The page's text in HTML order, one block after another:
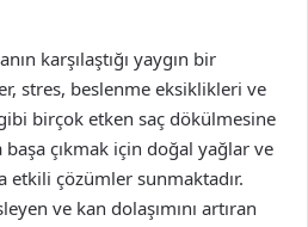
karşılaştığı yaygın bir
stres, beslenme eksiklikleri ve
birçok etken saç dökülmesine
çıkmak için doğal yağlar ve
etkili çözümler sunmaktadır.
ve kan dolaşımını artıran